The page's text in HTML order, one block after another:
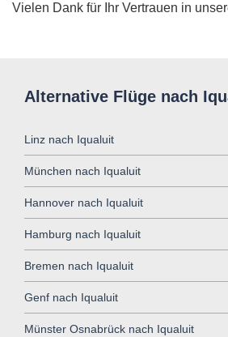
Vielen Dank für Ihr Vertrauen in
Alternative Flüge nach
Linz nach Iqualuit
München nach Iqualuit
Hannover nach Iqualuit
Hamburg nach Iqualuit
Bremen nach Iqualuit
Genf nach Iqualuit
Münster Osnabrück nach Iqualuit